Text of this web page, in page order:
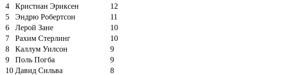
4
Кристиан Эриксен
12
5
Эндрю Робертсон
11
6
Лерой Зане
10
7
Рахим Стерлинг
10
8
Каллум Уилсон
9
9
Поль Погба
9
10 Давид Сильва
8